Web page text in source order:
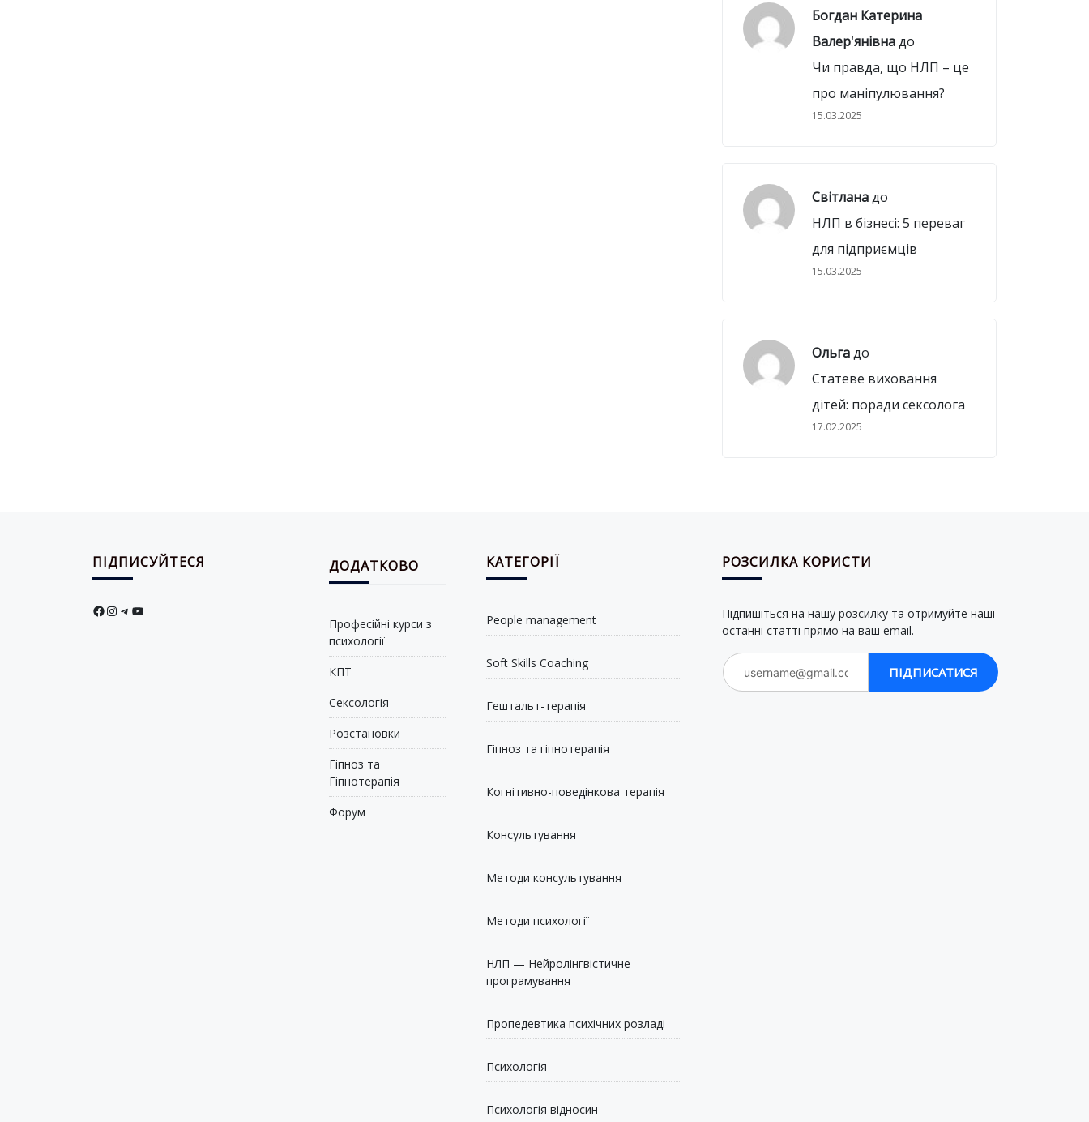
Богдан Катерина
Валер'янівнадо
Чи правда, що НЛП – це
про маніпулювання?
15.03.2025
Світланадо
НЛП в бізнесі: 5 переваг
для підприємців
15.03.2025
Ольгадо
Статеве виховання
дітей: поради сексолога
17.02.2025
ПІДПИСУЙТЕСЯ
Facebook
Instagram
Telegram
YouTube
ДОДАТКОВО
Професійні курси з
психології
КПТ
Сексологія
Розстановки
Гіпноз та
Гіпнотерапія
Форум
КАТЕГОРІЇ
People management
Soft Skills Coaching
Гештальт-терапія
Гіпноз та гіпнотерапія
Когнітивно-поведінкова терапія
Консультування
Методи консультування
Методи психології
НЛП — Нейролінгвістичне
програмування
Пропедевтика психічних розладі
Психологія
Психологія відносин
РОЗСИЛКА КОРИСТИ
Підпишіться на нашу розсилку та отримуйте наші
останні статті прямо на ваш email.
ПІДПИСАТИСЯ